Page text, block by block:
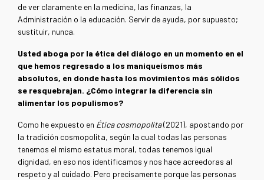
de ver claramente en la medicina, las finanzas, la
Administración o la educación. Servir de ayuda, por supuesto;
sustituir, nunca.
Usted aboga por la ética del diálogo en un momento en el
que hemos regresado a los maniqueísmos más
absolutos, en donde hasta los movimientos más sólidos
se resquebrajan. ¿Cómo integrar la diferencia sin
alimentar los populismos?
Como he expuesto en Ética cosmopolita(2021), apostando por
la tradición cosmopolita, según la cual todas las personas
tenemos el mismo estatus moral, todas tenemos igual
dignidad, en eso nos identificamos y nos hace acreedoras al
respeto y al cuidado. Pero precisamente porque las personas